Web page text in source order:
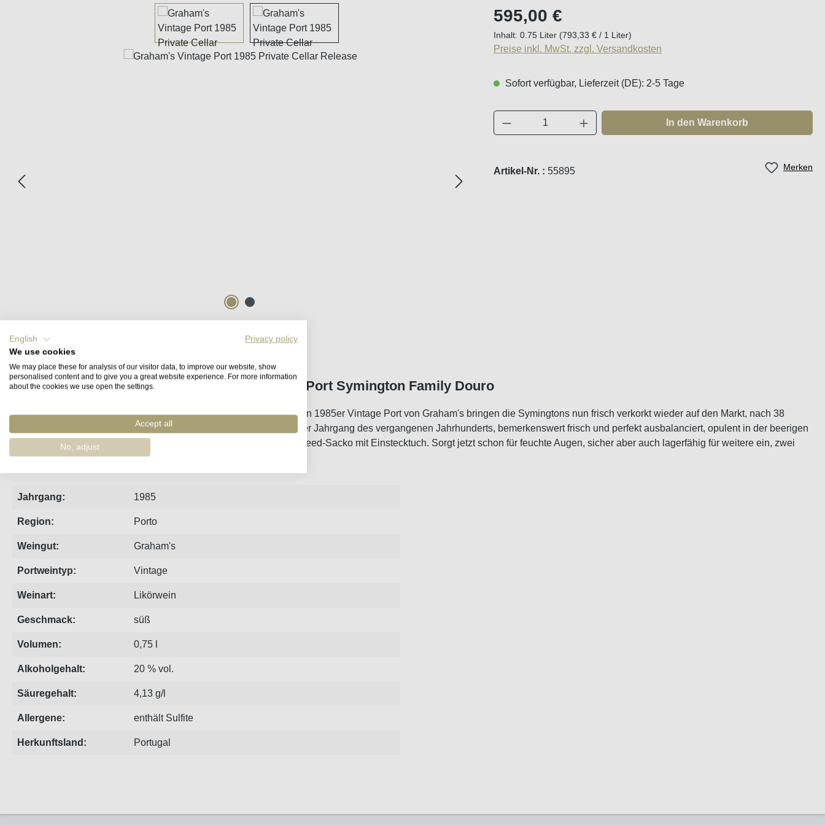
Regulärer Preis:
595,00 €
Inhalt: 0.75 Liter (793,33 € / 1 Liter)
Preise inkl. MwSt. zzgl. Versandkosten
Sofort verfügbar, Lieferzeit (DE): 2-5 Tage
Produkt Anzahl: Gib den gewünschten Wert ein
In den Warenkorb
Merken
Artikel-Nr. : 55895
Steckbrief
Private Cellar Release Graham's 1985 Vintage Port Symington Family Douro
Exklusiver wird's nicht - gerade einmal 200 Flaschen des legendären 1985er Vintage Port von Graham's bringen die Symingtons nun frisch verkorkt wieder auf den Markt, nach 38
Jahren Flaschenreife in den familieneigenen Kellern. Ein klassischer Jahrgang des vergangenen Jahrhunderts, bemerkenswert frisch und perfekt ausbalanciert, opulent in der beerigen
Frucht mit vielen floralen Noten, dabei elegant wie ein britisches Tweed-Sacko mit Einstecktuch. Sorgt jetzt schon für feuchte Augen, sicher aber auch lagerfähig für weitere ein, zwei
Dekaden.
Jahrgang: 1985
Region: Porto
Weingut: Graham's
Portweintyp: Vintage
Weinart: Likörwein
Geschmack: süß
Volumen: 0,75 l
Alkoholgehalt: 20 % vol.
Säuregehalt: 4,13 g/l
Allergene: enthält Sulfite
Herkunftsland: Portugal
English
Privacy policy
We use cookies
We may place these for analysis of our visitor data, to improve our website, show
personalised content and to give you a great website experience. For more information
about the cookies we use open the settings.
Accept all
No, adjust